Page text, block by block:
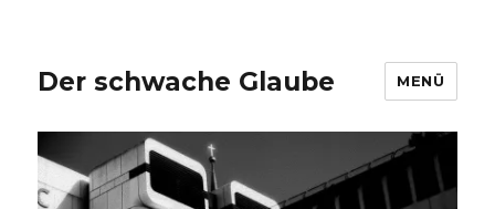
Der schwache Glaube MENÜ